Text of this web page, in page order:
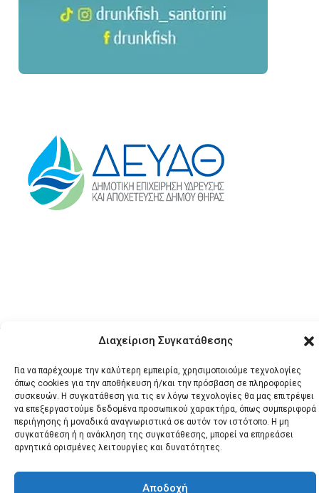
Διαχείριση Συγκατάθεσης
Για να παρέχουμε την καλύτερη εμπειρία, χρησιμοποιούμε τεχνολογίες
όπως cookies για την αποθήκευση ή/και την πρόσβαση σε πληροφορίες
συσκευών. Η συγκατάθεση για τις εν λόγω τεχνολογίες θα μας επιτρέψει
να επεξεργαστούμε δεδομένα προσωπικού χαρακτήρα, όπως συμπεριφορά
περιήγησης ή μοναδικά αναγνωριστικά σε αυτόν τον ιστότοπο. Η μη
συγκατάθεση ή η ανάκληση της συγκατάθεσης, μπορεί να επηρεάσει
αρνητικά ορισμένες λειτουργίες και δυνατότητες.
Αποδοχή
© 2026 Santonews - Όλα
κατοχυρωμένα.